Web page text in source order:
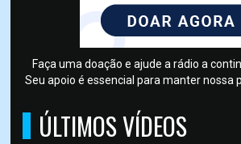
Faça uma doação e ajude a rádio a
Seu apoio é essencial para manter nossa
ÚLTIMOS VÍDEOS